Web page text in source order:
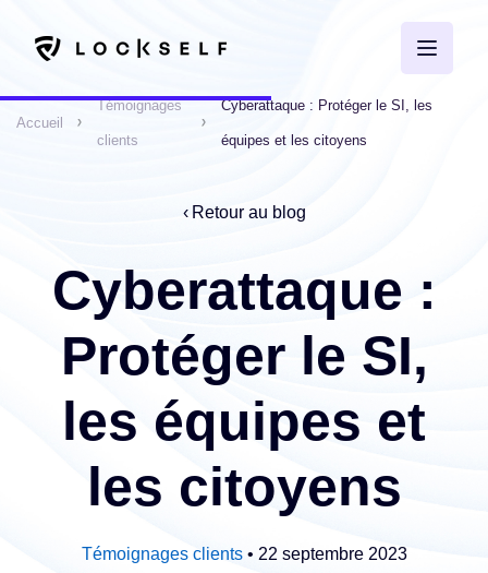
Accueil
Témoignages
clients
Cyberattaque : Protéger le SI, les
équipes et les citoyens
Retour au blog
Cyberattaque :
Protéger le SI,
les équipes et
les citoyens
Témoignages clients• 22 septembre 2023